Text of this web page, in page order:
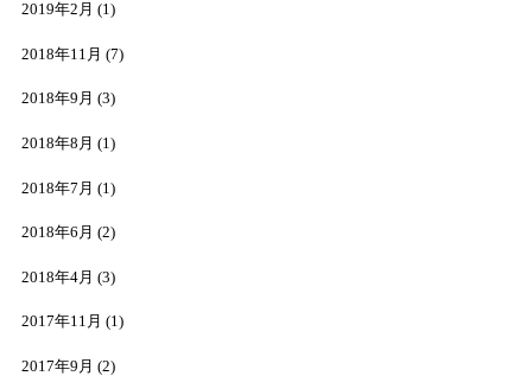
2019年2月 (1)
2018年11月 (7)
2018年9月 (3)
2018年8月 (1)
2018年7月 (1)
2018年6月 (2)
2018年4月 (3)
2017年11月 (1)
2017年9月 (2)